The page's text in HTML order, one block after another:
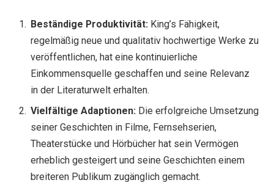
Beständige Produktivität: King’s Fähigkeit,
regelmäßig neue und qualitativ hochwertige Werke zu
veröffentlichen, hat eine kontinuierliche
Einkommensquelle geschaffen und seine Relevanz
in der Literaturwelt erhalten.
Vielfältige Adaptionen: Die erfolgreiche Umsetzung
seiner Geschichten in Filme, Fernsehserien,
Theaterstücke und Hörbücher hat sein Vermögen
erheblich gesteigert und seine Geschichten einem
breiteren Publikum zugänglich gemacht.